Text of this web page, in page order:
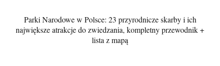
Parki Narodowe w Polsce: 23 przyrodnicze skarby i ich
największe atrakcje do zwiedzania, kompletny przewodnik +
lista z mapą